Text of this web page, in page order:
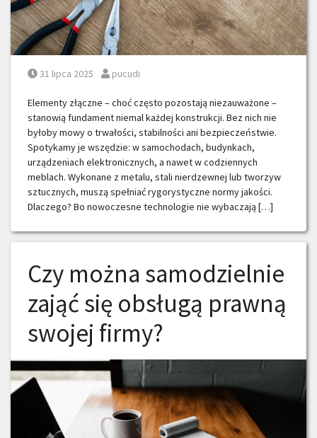
Posted on
31 lipca 2025 Posted by
pucudi
Elementy złączne – choć często pozostają niezauważone –
stanowią fundament niemal każdej konstrukcji. Bez nich nie
byłoby mowy o trwałości, stabilności ani bezpieczeństwie.
Spotykamy je wszędzie: w samochodach, budynkach,
urządzeniach elektronicznych, a nawet w codziennych
meblach. Wykonane z metalu, stali nierdzewnej lub tworzyw
sztucznych, muszą spełniać rygorystyczne normy jakości.
Dlaczego? Bo nowoczesne technologie nie wybaczają […]
Czy można samodzielnie
zająć się obsługą prawną
swojej firmy?